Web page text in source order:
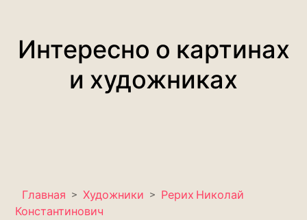
Интересно о картинах
и художниках
Главная > Художники > Рерих Николай
Константинович